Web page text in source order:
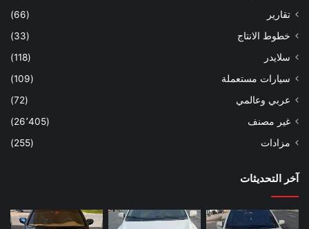
تقارير
(66)
خطوط الانتاج
(33)
سلايدر
(118)
سيارات مستعملة
(109)
عربي وعالمي
(72)
غير مصنف
(26٬405)
مزادات
(255)
آخر التحديثات